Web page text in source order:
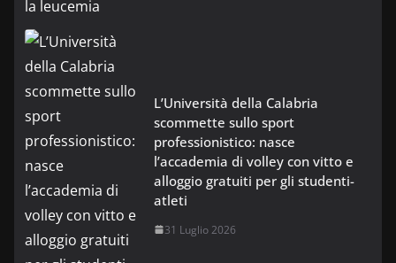
L’Università della Calabria
scommette sullo sport
professionistico: nasce
l’accademia di volley con vitto e
alloggio gratuiti per gli studenti-
atleti
31 Luglio 2026